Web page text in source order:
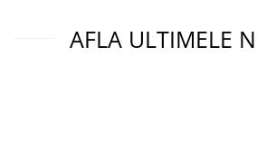
Warhammer
Warhammer 40KAFLA ULTIMELE